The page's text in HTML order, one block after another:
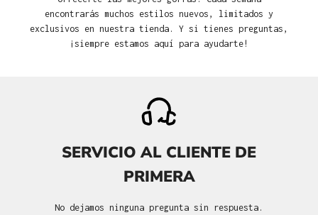
encontrarás muchos estilos nuevos, limitados y
exclusivos en nuestra tienda. Y si tienes preguntas,
¡siempre estamos aquí para ayudarte!
SERVICIO AL CLIENTE DE
PRIMERA
No dejamos ninguna pregunta sin respuesta.